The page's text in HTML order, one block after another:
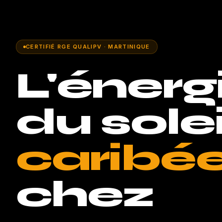
CERTIFIÉ RGE QUALIPV · MARTINIQUE
du
chez